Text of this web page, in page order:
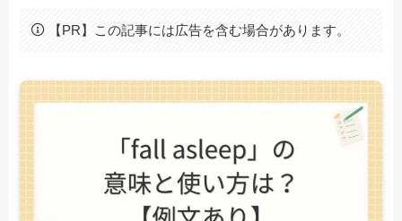
【PR】この記事には広告を含む場合があります。